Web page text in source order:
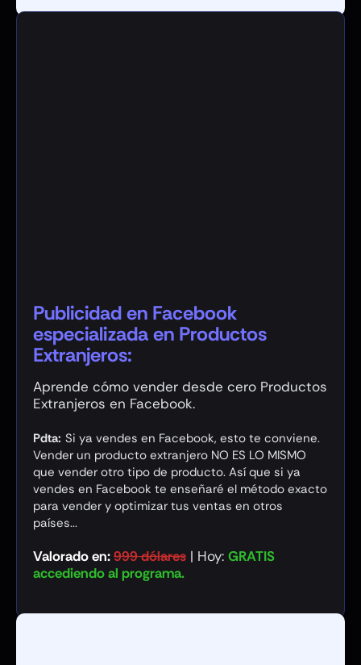
Publicidad en Facebook
especializadaen Productos
Extranjeros:
Aprende cómo vender desde cero Productos
Extranjeros en Facebook.
Pdta: Si ya vendes en Facebook, esto te conviene.
Vender un producto extranjero NO ES LO MISMO
que vender otro tipo de producto. Así que si ya
vendes en Facebook te enseñaré el método exacto
para vender y optimizar tus ventas en otros
países...
Valorado en:999 dólares | Hoy: GRATIS
accediendo al programa.